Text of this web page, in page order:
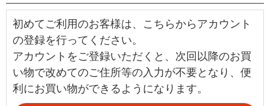
初めてご利用のお客様は、こちらからアカウント
の登録を行ってください。
アカウントをご登録いただくと、次回以降のお買
い物で改めてのご住所等の入力が不要となり、便
利にお買い物ができるようになります。